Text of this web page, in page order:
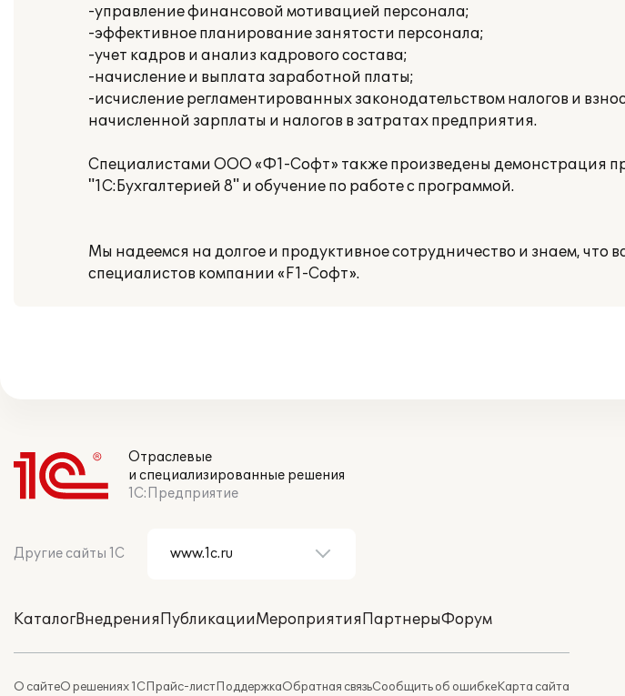
-управление финансовой мотивацией персонала;
-эффективное планирование занятости персонала;
-учет кадров и анализ кадрового состава;
-начисление и выплата заработной платы;
-исчисление регламентированных законодательством налогов и
начисленной зарплаты и налогов в затратах предприятия.
Специалистами ООО «Ф1-Софт» также произведены демонстрация
"1C:Бухгалтерией 8" и обучение по работе с программой.
Мы надеемся на долгое и продуктивное сотрудничество и знаем, что
специалистов компании «F1-Софт».
Отраслевые
и специализированные решения
1С:Предприятие
Другие сайты 1С
КаталогВнедренияПубликацииМероприятияПартнерыФорум
О сайтеО решениях 1СПрайс-листПоддержкаОбратная связьСообщить об ошибкеКарта сайта